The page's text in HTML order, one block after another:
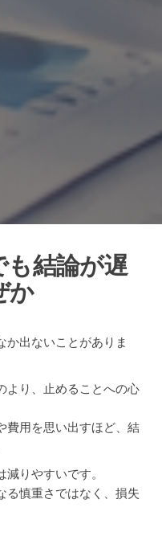
結論が遅
か
か出ないことがありま
より、止めることへの心
費用を思い出すほど、結
りやすいです。
る慎重さではなく、損失